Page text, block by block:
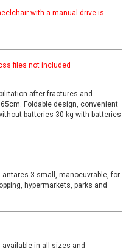
with a manual drive is
files not included
after fractures and
Foldable design, convenient
batteries 30 kg with batteries
3 small, manoeuvrable, for
hypermarkets, parks and
in all sizes and